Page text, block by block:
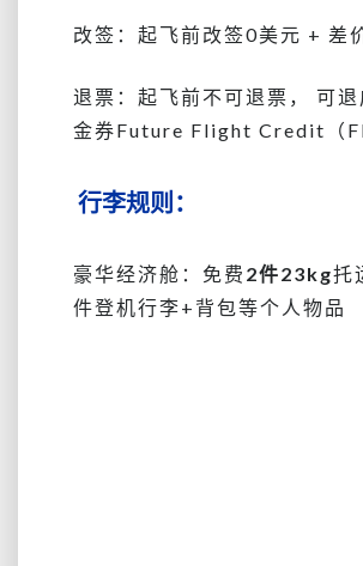
改签：起飞前改签0美元 + 差
退票：起飞前不可退票， 可
金券Future Flight Credit（
行李规则：
豪华经济舱：免费 2件23kg托
件登机行李+背包等个人物品